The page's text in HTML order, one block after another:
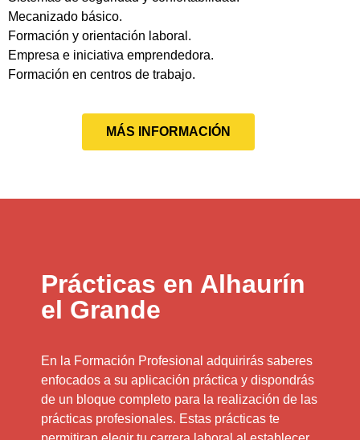
Mecanizado básico.
Formación y orientación laboral.
Empresa e iniciativa emprendedora.
Formación en centros de trabajo.
MÁS INFORMACIÓN
Prácticas en Alhaurín
el Grande
En la Formación Profesional adquirirás saberes
enfocados a su aplicación práctica y dispondrás
de un bloque completo para la realización de las
prácticas profesionales. Estas prácticas te